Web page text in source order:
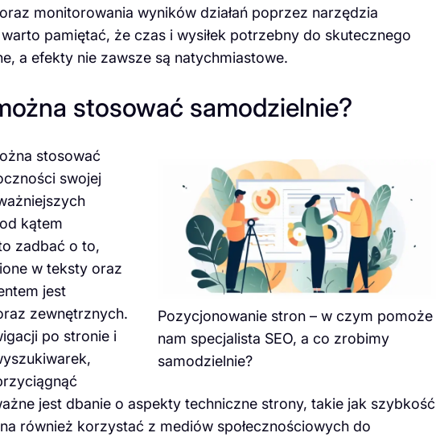
monitorowania wyników działań poprzez narzędzia
pamiętać, że czas i wysiłek potrzebny do skutecznego
a efekty nie zawsze są natychmiastowe.
stosować samodzielnie?
Pozycjonowanie stron – w czym pomoże
nam specjalista SEO, a co zrobimy
samodzielnie?
stosować
swojej
kątem
zadbać o to,
w teksty oraz
jest
zewnętrznych.
po stronie i
jest dbanie o aspekty techniczne strony, takie jak szybkość
również korzystać z mediów społecznościowych do